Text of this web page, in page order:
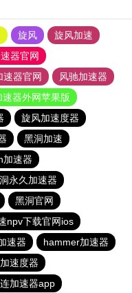
旋风
旋风加速
器官网
速器官网
风驰加速器
器外网苹果版
旋风加速度器
黑洞加速
加速器
永久加速器
黑洞官网
npv下载官网ios
速器
hammer加速器
速度器
加速器app